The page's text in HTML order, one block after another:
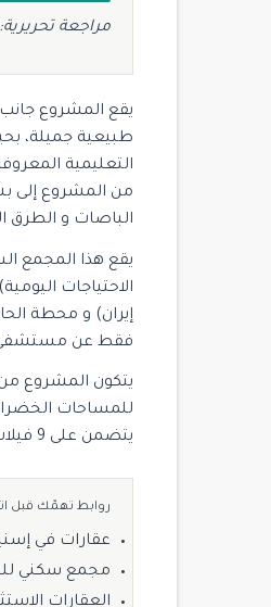
مراجعة تحريرية: 2026-07-
يقع المشروع
طبيعية جميلة،
التعليمية
من المشروع إلى
الباصات و الطرق
يقع هذا المجمع
فقط عن مستشفى
يتضمن على 9 فيلات و شقق خاصة بعضها مع حدائق.
روابط تهمّك قبل
عقارات في
مجمع سكني
العقارات